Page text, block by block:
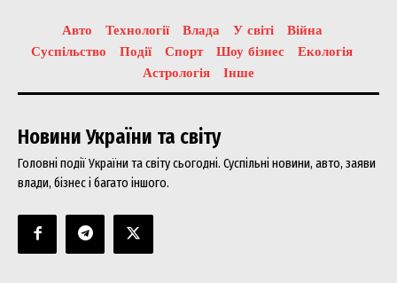
Авто Технології Влада У світі
Війна
Суспільство
Події Спорт Шоу бізнес
Екологія
Астрологія
Інше
Новини України та світу
Головні події України та світу сьогодні. Суспільні новини, авто, заяви
влади, бізнес і багато іншого.